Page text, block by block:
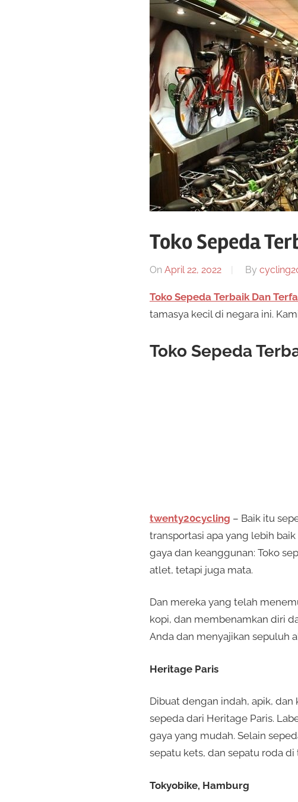
Toko Sepeda
On April 22, 2022 By
Toko Sepeda Terbaik Dan
tamasya kecil di negara ini.
Toko Sepeda
twenty20cycling – Baik itu
transportasi apa yang lebih
gaya dan keanggunan: Toko
atlet, tetapi juga mata.
Dan mereka yang telah
kopi, dan membenamkan diri
Anda dan menyajikan sepuluh
Heritage Paris
Dibuat dengan indah, apik,
sepeda dari Heritage Paris.
gaya yang mudah. Selain
sepatu kets, dan sepatu roda
Tokyobike, Hamburg